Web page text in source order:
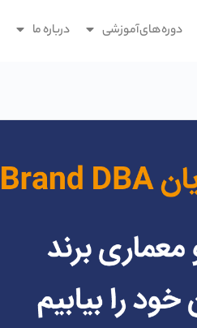
دوره های آموزشی درباره ما